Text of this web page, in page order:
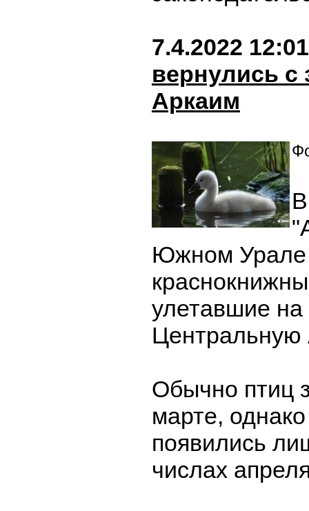
7.4.2022 12:01
вернулись с
Аркаим
Южном Урале
улетавшие на
Обычно птиц
марте,
появились
числах